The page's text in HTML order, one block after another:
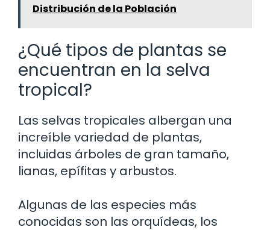
Distribución de la Población
¿Qué tipos de plantas se
encuentran en la selva
tropical?
Las selvas tropicales albergan una
increíble variedad de plantas,
incluidas árboles de gran tamaño,
lianas, epífitas y arbustos.
Algunas de las especies más
conocidas son las orquídeas, los